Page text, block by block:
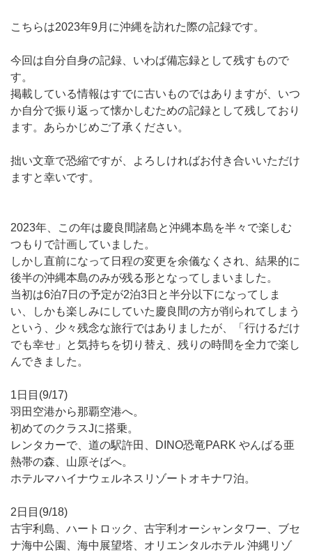
こちらは2023年9月に沖縄を訪れた際の記録です。
今回は自分自身の記録、いわば備忘録として残すもので
す。
掲載している情報はすでに古いものではありますが、いつ
か自分で振り返って懐かしむための記録として残しており
ます。あらかじめご了承ください。
拙い文章で恐縮ですが、よろしければお付き合いいただけ
ますと幸いです。
2023年、この年は慶良間諸島と沖縄本島を半々で楽しむ
つもりで計画していました。
しかし直前になって日程の変更を余儀なくされ、結果的に
後半の沖縄本島のみが残る形となってしまいました。
当初は6泊7日の予定が2泊3日と半分以下になってしま
い、しかも楽しみにしていた慶良間の方が削られてしまう
という、少々残念な旅行ではありましたが、「行けるだけ
でも幸せ」と気持ちを切り替え、残りの時間を全力で楽し
んできました。
1日目(9/17)
羽田空港から那覇空港へ。
初めてのクラスJに搭乗。
レンタカーで、道の駅許田、DINO恐竜PARK やんばる亜
熱帯の森、山原そばへ。
ホテルマハイナウェルネスリゾートオキナワ泊。
2日目(9/18)
古宇利島、ハートロック、古宇利オーシャンタワー、ブセ
ナ海中公園、海中展望塔、オリエンタルホテル 沖縄リゾ